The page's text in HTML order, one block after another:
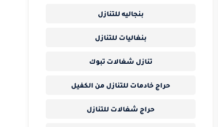
بنجاليه للتنازل
بنغاليات للتنازل
تنازل شغالات تبوك
حراج خادمات للتنازل من الكفيل
حراج شغالات للتنازل